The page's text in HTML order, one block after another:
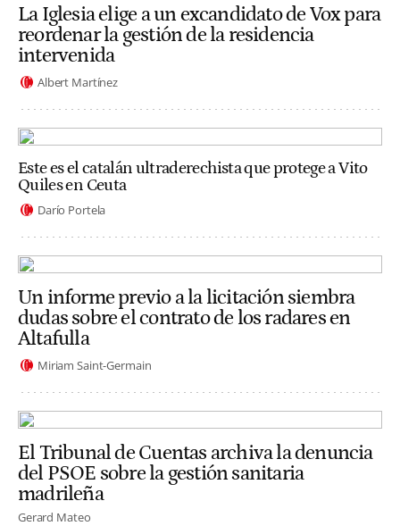
La Iglesia elige a un excandidato de Vox para
reordenar la gestión de la residencia
intervenida
Albert Martínez
Este es el catalán ultraderechista que protege a Vito
Quiles en Ceuta
Darío Portela
Un informe previo a la licitación siembra
dudas sobre el contrato de los radares en
Altafulla
Miriam Saint-Germain
El Tribunal de Cuentas archiva la denuncia
del PSOE sobre la gestión sanitaria
madrileña
Gerard Mateo